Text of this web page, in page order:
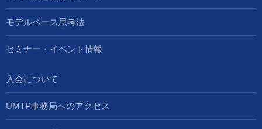
モデルベース思考法
セミナー・イベント情報
入会について
UMTP事務局へのアクセス